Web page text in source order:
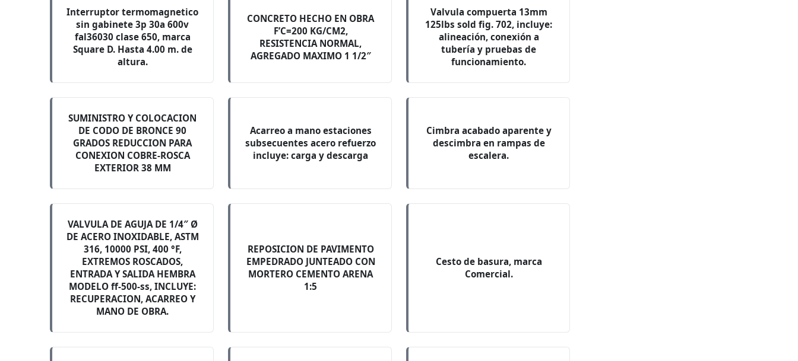
Interruptor termomagnetico
sin gabinete 3p 30a 600v
fal36030 clase 650, marca
Square D. Hasta 4.00 m. de
altura.
CONCRETO HECHO EN OBRA
F’C=200 KG/CM2,
RESISTENCIA NORMAL,
AGREGADO MAXIMO 1 1/2″
Valvula compuerta 13mm
125lbs sold fig. 702, incluye:
alineación, conexión a
tubería y pruebas de
funcionamiento.
SUMINISTRO Y COLOCACION
DE CODO DE BRONCE 90
GRADOS REDUCCION PARA
CONEXION COBRE-ROSCA
EXTERIOR 38 MM
Acarreo a mano estaciones
subsecuentes acero refuerzo
incluye: carga y descarga
Cimbra acabado aparente y
descimbra en rampas de
escalera.
VALVULA DE AGUJA DE 1/4″ Ø
DE ACERO INOXIDABLE, ASTM
316, 10000 PSI, 400 °F,
EXTREMOS ROSCADOS,
ENTRADA Y SALIDA HEMBRA
MODELO ff-500-ss, INCLUYE:
RECUPERACION, ACARREO Y
MANO DE OBRA.
REPOSICION DE PAVIMENTO
EMPEDRADO JUNTEADO CON
MORTERO CEMENTO ARENA
1:5
Cesto de basura, marca
Comercial.